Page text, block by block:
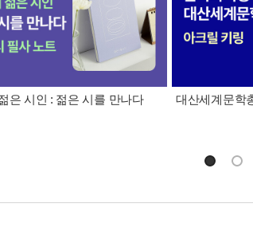
은 시인 : 젊은 시를 만나다 대산세계문학